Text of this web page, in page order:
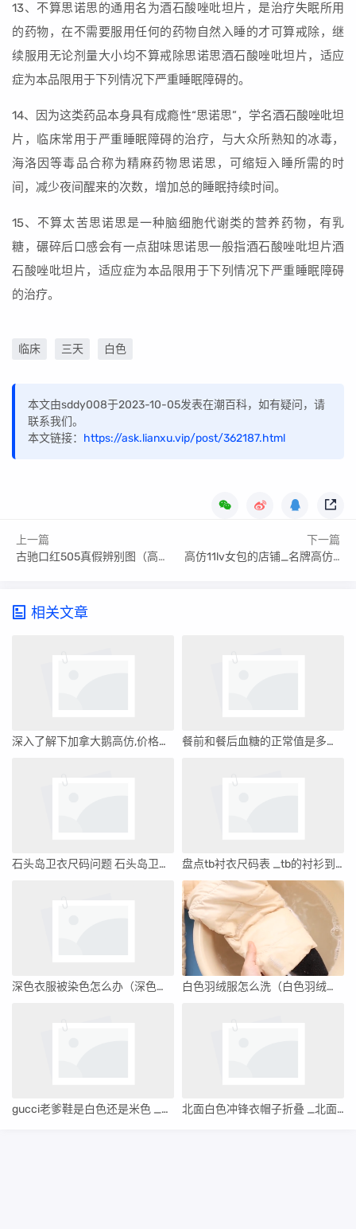
13、不算思诺思的通用名为酒石酸唑吡坦片，是治疗失眠所用
的药物，在不需要服用任何的药物自然入睡的才可算戒除，继
续服用无论剂量大小均不算戒除思诺思酒石酸唑吡坦片，适应
症为本品限用于下列情况下严重睡眠障碍的。
14、因为这类药品本身具有成瘾性“思诺思”，学名酒石酸唑吡坦
片，临床常用于严重睡眠障碍的治疗，与大众所熟知的冰毒，
海洛因等毒品合称为精麻药物思诺思，可缩短入睡所需的时
间，减少夜间醒来的次数，增加总的睡眠持续时间。
15、不算太苦思诺思是一种脑细胞代谢类的营养药物，有乳
糖，碾碎后口感会有一点甜味思诺思一般指酒石酸唑吡坦片酒
石酸唑吡坦片，适应症为本品限用于下列情况下严重睡眠障碍
的治疗。
临床 三天 白色
本文由sddy008于2023-10-05发表在潮百科，如有疑问，请
联系我们。
本文链接： https://ask.lianxu.vip/post/362187.html
上一篇
古驰口红505真假辨别图（高仿古驰口红色号505滋润）
下一篇
高仿11lv女包的店铺_名牌高仿包
相关文章
深入了解下加拿大鹅高仿,价格一般多少钱 餐前和餐后血糖的正常值是多少（血糖的正常值是多少）
石头岛卫衣尺码问题 石头岛卫衣绿色 盘点tb衬衣尺码表 _tb的衬衫到底什么价
深色衣服被染色怎么办（深色衣服被染色了怎么能恢复原来的颜色） 白色羽绒服怎么洗（白色羽绒服怎么洗才能变白）
gucci老爹鞋是白色还是米色 _gucci老爹鞋米奇款鞋头 北面白色冲锋衣帽子折叠 _北面冲锋衣怎么叠